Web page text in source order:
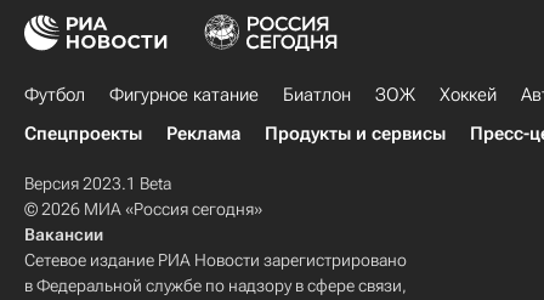
Футбол Фигурное катание Биатлон ЗОЖ Хоккей
Спецпроекты
Реклама Продукты и сервисы Пресс-
Версия 2023.1 Beta
© 2026 МИА «Россия сегодня»
Вакансии
Сетевое издание РИА Новости зарегистрировано
в Федеральной службе по надзору в сфере связи,